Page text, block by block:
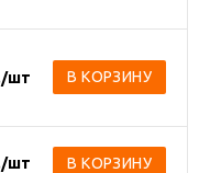
/шт В КОРЗИНУ
/шт В КОРЗИНУ